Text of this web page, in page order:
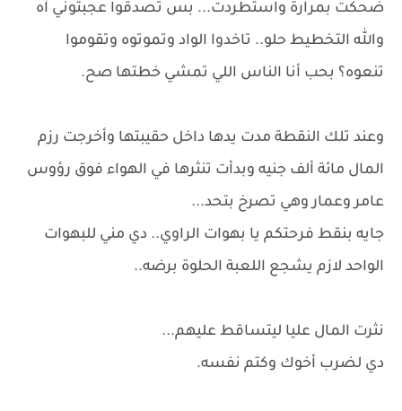
ضحكت بمرارة واستطردت... بس تصدقوا عجبتوني آه
والله التخطيط حلو.. تاخدوا الواد وتموتوه وتقوموا
تنعوه؟ بحب أنا الناس اللي تمشي خطتها صح.
وعند تلك النقطة مدت يدها داخل حقيبتها وأخرجت رزم
المال مائة ألف جنيه وبدأت تنثرها في الهواء فوق رؤوس
عامر وعمار وهي تصرخ بتحد...
جايه بنقط فرحتكم يا بهوات الراوي.. دي مني للبهوات
الواحد لازم يشجع اللعبة الحلوة برضه..
نثرت المال عليا ليتساقط عليهم...
دي لضرب أخوك وكتم نفسه.